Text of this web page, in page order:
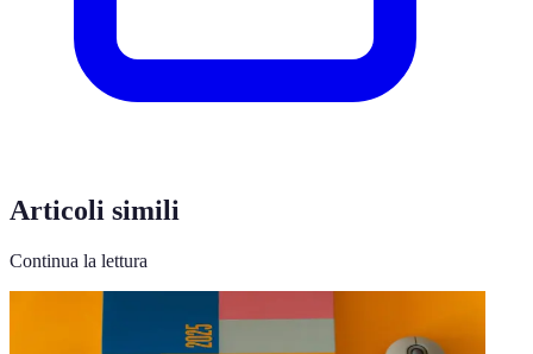
Articoli simili
Continua la lettura